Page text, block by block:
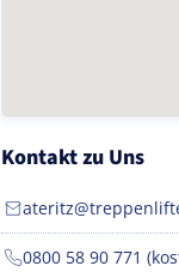
Kontakt zu Uns
0800 58 90 771